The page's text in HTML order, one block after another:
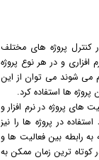
پروژه های مختلف
و در هر نوع پروژه
می شوند می توان از این
پروژه ها استفاده کرد.
های پروژه در نرم افزار و
در پروژه ها را نیز
رابطه بین فعالیت ها و
کوتاه ترین زمان ممکن به